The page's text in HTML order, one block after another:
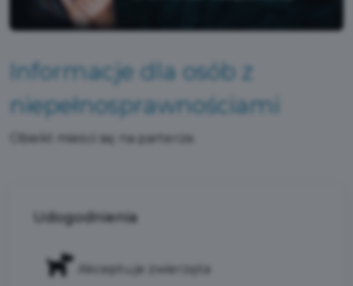
Informacje dla osób z
niepełnosprawnościami
Obiekt mieści się na parterze.
Udogodnienia
Akceptuje zwierzęta